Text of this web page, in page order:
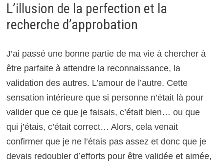
L’illusion de la perfection et la
recherche d’approbation
J’ai passé une bonne partie de ma vie à chercher à
être parfaite à attendre la reconnaissance, la
validation des autres. L’amour de l’autre. Cette
sensation intérieure que si personne n’était là pour
valider que ce que je faisais, c’était bien… ou que
qui j’étais, c’était correct… Alors, cela venait
confirmer que je ne l’étais pas assez et donc que je
devais redoubler d’efforts pour être validée et aimée,